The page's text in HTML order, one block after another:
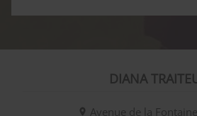
DIANA
Avenue de la